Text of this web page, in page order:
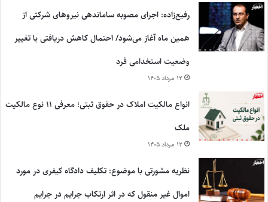
رفیع‌زاده: اجرای مصوبه ساماندهی نیروهای شرکتی از
همین ماه آغاز می‌شود/ احتمال کاهش دریافتی با تغییر
وضعیت استخدامی فرد
۱۲ مرداد ۱۴۰۵
انواع مالکیت املاک در حقوق ثبتی؛ معرفی ۱۱ نوع مالکیت
ملک
۱۲ مرداد ۱۴۰۵
نظریه مشورتی با موضوع: تکلیف دادگاه کیفری در مورد
اموال غیر منقول که در اثر ارتکاب جرایم در جرایم